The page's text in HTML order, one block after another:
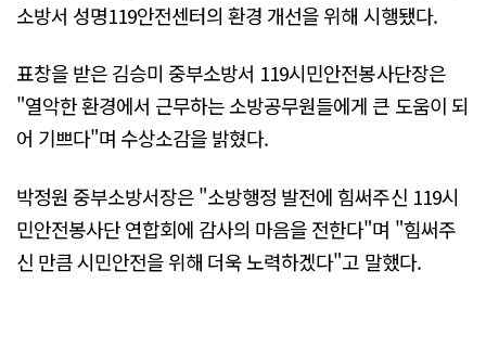
소방서 성명119안전센터의 환경 개선을 위해 시행됐다.
표창을 받은 김승미 중부소방서 119시민안전봉사단장은
"열악한 환경에서 근무하는 소방공무원들에게 큰 도움이 되
어 기쁘다"며 수상소감을 밝혔다.
박정원 중부소방서장은 "소방행정 발전에 힘써주신 119시
민안전봉사단 연합회에 감사의 마음을 전한다"며 "힘써주
신 만큼 시민안전을 위해 더욱 노력하겠다"고 말했다.